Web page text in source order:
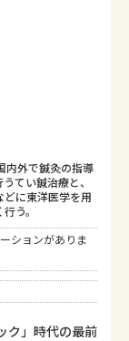
内外で鍼灸の指導
てい鍼治療と、
に東洋医学を用
行う。
ションがありま
ク」時代の最前